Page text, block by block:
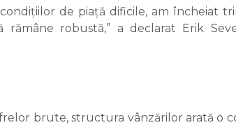
de piață dificile, am încheiat
robustă,” a declarat Erik
brute, structura vânzărilor arată o